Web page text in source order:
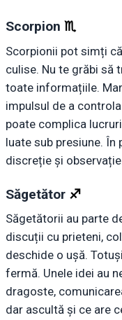
Scorpion ♏︎
Scorpionii pot simți
culise. Nu te grăbi să
toate informațiile.
impulsul de a
poate complica
luate sub presiune. În
discreție și observație.
Săgetător ♐︎
Săgetătorii au parte
discuții cu prieteni,
deschide o ușă.
fermă. Unele idei au
dragoste,
dar ascultă și ce are